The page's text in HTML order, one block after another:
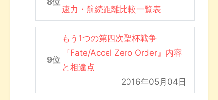
速力・航続距離比較一覧表
もう1つの第四次聖杯戦争
『Fate/Accel Zero Order』内容
と相違点
2016年05月04日